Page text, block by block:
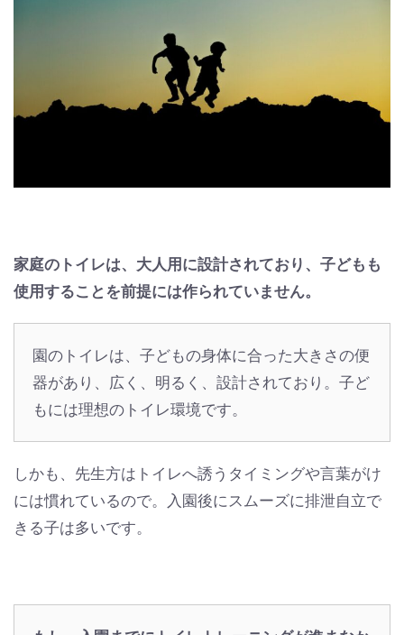
家庭のトイレは、大人用に設計されており、子どもも
使用することを前提には作られていません。
園のトイレは、子どもの身体に合った大きさの便
器があり、広く、明るく、設計されており。子ど
もには理想のトイレ環境です。
しかも、先生方はトイレへ誘うタイミングや言葉がけ
には慣れているので。入園後にスムーズに排泄自立で
きる子は多いです。